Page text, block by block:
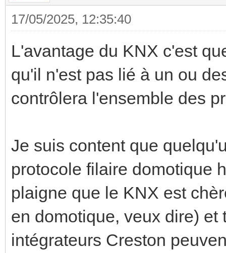
17/05/2025, 12:35:40
L'avantage du KNX c'est
qu'il n'est pas lié à un ou
contrôlera l'ensemble des
Je suis content que
protocole filaire domotique
plaigne que le KNX est
en domotique, veux dire)
intégrateurs Creston